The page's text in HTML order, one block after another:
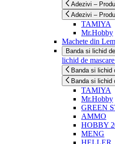
Adezivi –
Adezivi –
TAMIYA
Mr.Hobby
Machete din
Banda si lichid
lichid de
Banda si lichid
Banda si lichid
TAMIYA
Mr.Hobby
GREEN
AMMO
HOBBY
MENG